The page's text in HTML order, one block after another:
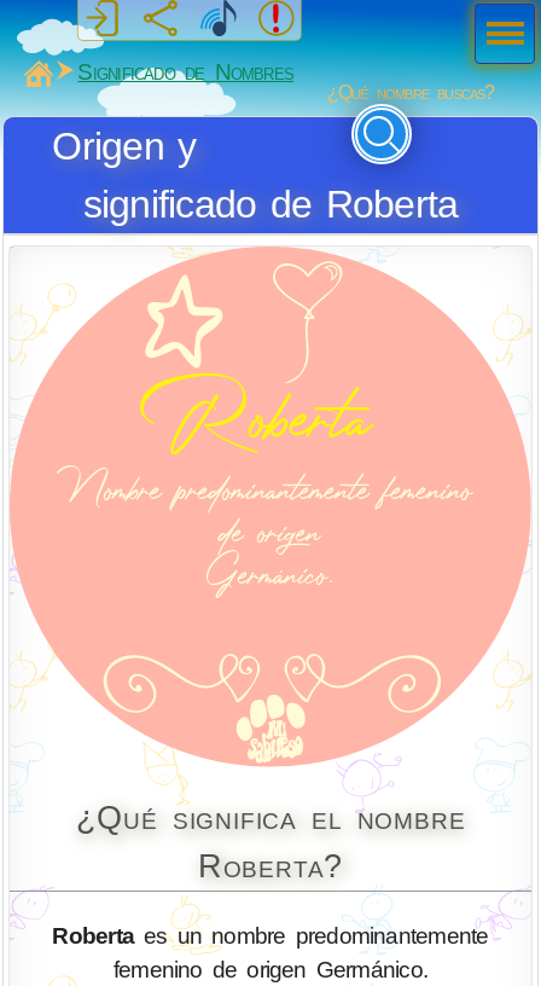
MiSabueso
Significado de Nombres
¿Qué nombre buscas?
Origen y
significado de Roberta
¿Qué significa el nombre
Roberta?
Robertaes un nombre predominantemente
femenino de origen Germánico.
Men
ú